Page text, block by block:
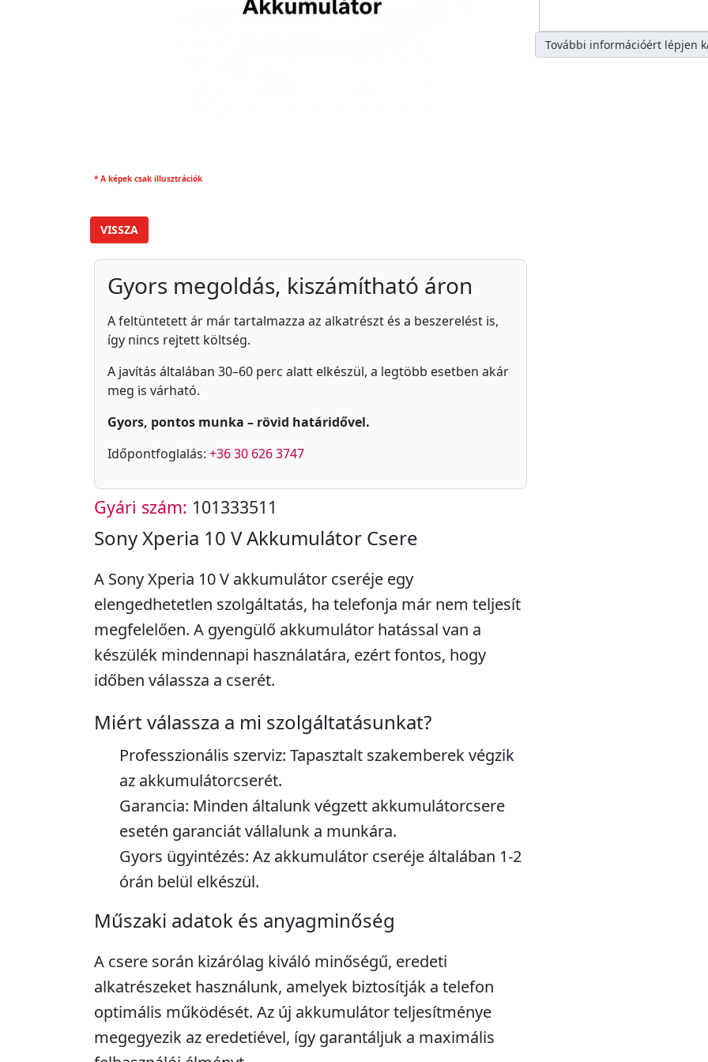
* A képek csak illusztrációk
További információért lépjen
VISSZA
Gyors megoldás, kiszámítható áron
A feltüntetett ár már tartalmazza az alkatrészt és a beszerelést is,
így nincs rejtett költség.
A javítás általában 30–60 perc alatt elkészül, a legtöbb esetben akár
meg is várható.
Gyors, pontos munka – rövid határidővel.
Időpontfoglalás: +36 30 626 3747
Gyári szám: 101333511
Sony Xperia 10 V Akkumulátor Csere
A Sony Xperia 10 V akkumulátor cseréje egy
elengedhetetlen szolgáltatás, ha telefonja már nem teljesít
megfelelően. A gyengülő akkumulátor hatással van a
készülék mindennapi használatára, ezért fontos, hogy
időben válassza a cserét.
Miért válassza a mi szolgáltatásunkat?
Professzionális szerviz: Tapasztalt szakemberek végzik
az akkumulátorcserét.
Garancia: Minden általunk végzett akkumulátorcsere
esetén garanciát vállalunk a munkára.
Gyors ügyintézés: Az akkumulátor cseréje általában 1-2
órán belül elkészül.
Műszaki adatok és anyagminőség
A csere során kizárólag kiváló minőségű, eredeti
alkatrészeket használunk, amelyek biztosítják a telefon
optimális működését. Az új akkumulátor teljesítménye
megegyezik az eredetiével, így garantáljuk a maximális